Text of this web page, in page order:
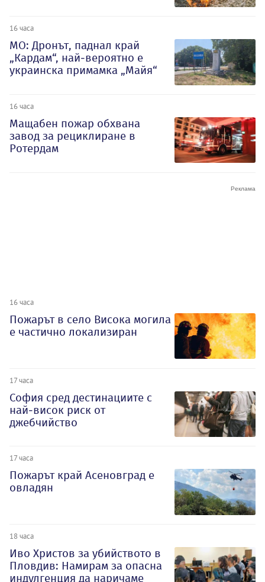
16 часа
МО: Дронът, паднал край
„Кардам“, най-вероятно е
украинска примамка „Майя“
16 часа
Мащабен пожар обхвана
завод за рециклиране в
Ротердам
16 часа
Пожарът в село Висока могила
е частично локализиран
17 часа
София сред дестинациите с
най-висок риск от
джебчийство
17 часа
Пожарът край Асеновград е
овладян
18 часа
Иво Христов за убийството в
Пловдив: Намирам за опасна
индулгенция да наричаме